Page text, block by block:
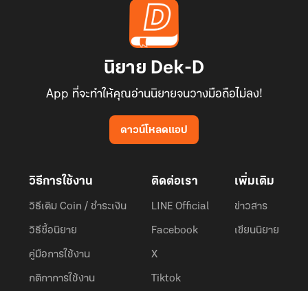
นิยาย Dek-D
App ที่จะทำให้คุณอ่านนิยายจนวางมือถือไม่ลง!
ดาวน์โหลดแอป
วิธีการใช้งาน
วิธีเติม Coin / ชำระเงิน
วิธีซื้อนิยาย
คู่มือการใช้งาน
กติกาการใช้งาน
ติดต่อเรา
LINE Official
Facebook
X
Tiktok
เพิ่มเติม
ข่าวสาร
เขียนนิยาย